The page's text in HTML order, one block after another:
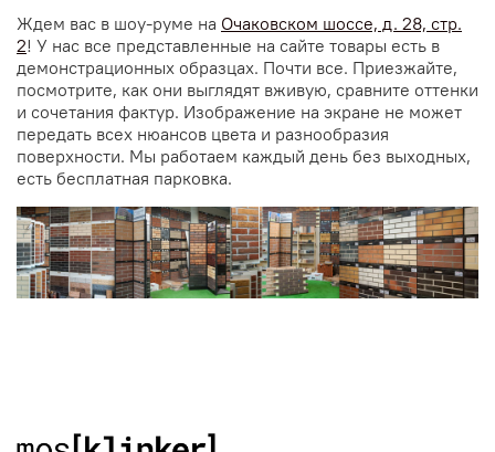
Ждем вас в шоу-руме на Очаковском шоссе, д. 28, стр.
2! У нас все представленные на сайте товары есть в
демонстрационных образцах. Почти все. Приезжайте,
посмотрите, как они выглядят вживую, сравните оттенки
и сочетания фактур. Изображение на экране не может
передать всех нюансов цвета и разнообразия
поверхности. Мы работаем каждый день без выходных,
есть бесплатная парковка.